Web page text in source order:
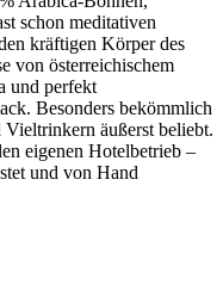
schon meditativen
kräftigen Körper des
von österreichischem
und perfekt
Besonders bekömmlich
äußerst beliebt.
eigenen Hotelbetrieb –
und von Hand